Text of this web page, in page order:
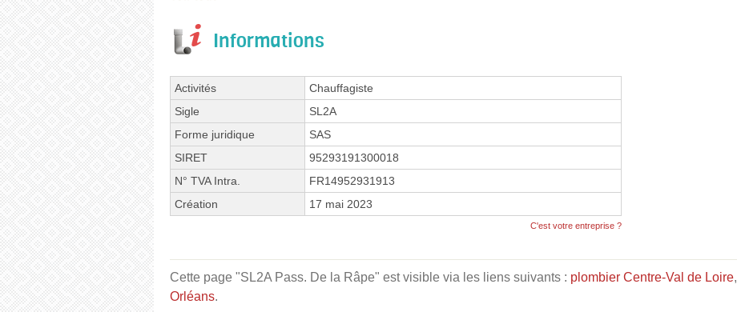
Informations
Activités
Chauffagiste
Sigle
SL2A
Forme juridique
SAS
SIRET
95293191300018
N° TVA Intra.
FR14952931913
Création
17 mai 2023
C'est votre entreprise ?
Cette page "SL2A Pass. De la Râpe" est visible via les liens suivants : plombier Centre-Val de Loire,
Orléans.